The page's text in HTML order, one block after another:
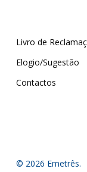
Livro de
Elogio/Sugestão
Contactos
© 2026 Emetrês.